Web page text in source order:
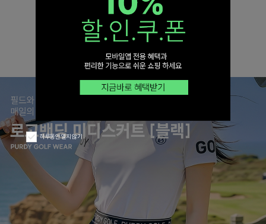
하루동안 열지 않기